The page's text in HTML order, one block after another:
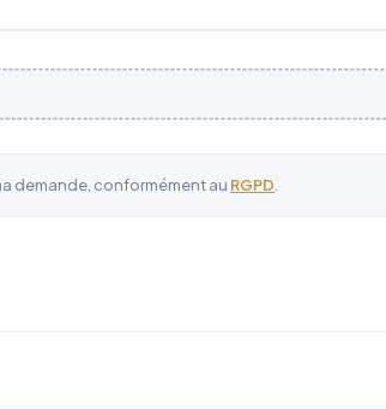
demande, conformément au RGPD.